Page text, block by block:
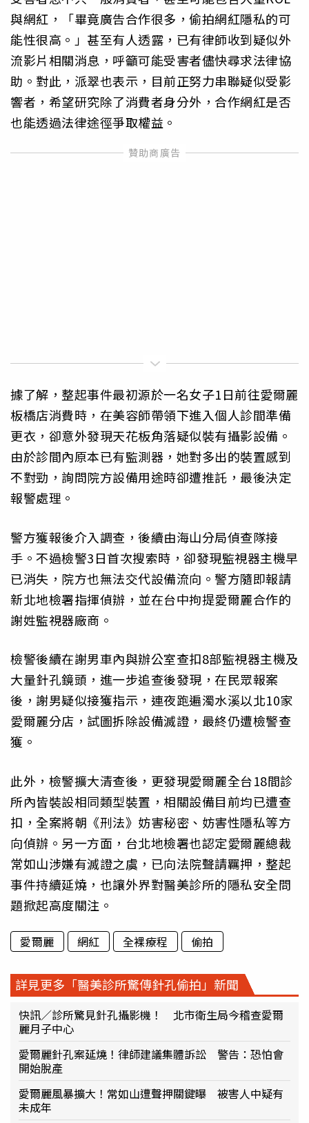
與網紅，「畢竟廣告合作很多，偷拍網紅隱私的可
能性很高。」甚至有人透露，已有律師收到疑似外
流影片相關消息，呼籲可能受害者儘快尋求法律協
助。對此，派翠也表示，目前正努力串聯疑似受影
響者，希望研究除了消費者身分外，合作網紅是否
也能透過法律途徑爭取權益。
據了解，整起事件最初源於一名女子1日前往愛爾麗
板橋店消費時，在美容師帶領下進入個人診間準備
更衣，卻意外發現天花板角落疑似裝有攝影設備。
由於診間內原本已有監測器，她對多出的裝置感到
不對勁，詢問院方設備用途時卻遭推託，最後決定
報警處理。
警方獲報後介入調查，後續由海山分局偵查隊接
手。不過檢警3日首次搜索時，卻發現監視器主機早
已消失，院方也無法交代設備流向。警方隨即報請
新北地檢署指揮偵辦，並在台中拘提愛爾麗合作的
謝姓監視器廠商。
檢警後續在謝男車內與辦公室查扣8部監視器主機及
大量針孔鏡頭，進一步追查後發現，在民眾報案
後，謝男疑似接獲指示，連夜跑遍濁水溪以北10家
愛爾麗分店，試圖拆除設備滅證，最終仍遭檢警查
獲。
此外，檢警擴大清查後，更發現愛爾麗全台18間診
所內皆裝設相同類型裝置，相關設備目前均已遭查
扣，全案將朝《刑法》妨害秘密、妨害性隱私等方
向偵辦。另一方面，台北地檢署也認定愛爾麗總裁
常如山涉嫌有滅證之虞，已向法院聲請羈押，整起
事件持續延燒，也讓外界對醫美診所的隱私安全問
題掀起高度關注。
愛爾麗 網紅 全裸療程 偷拍
詳見更多「醫美診所驚傳針孔偷拍」新聞
快訊／診所驚見針孔攝影機！ 北市衛生局今稽查愛爾
麗月子中心
愛爾麗針孔案延燒！律師建議集體訴訟 警告：恐怕會
開始脫產
愛爾麗風暴擴大！常如山遭聲押關鍵曝 被害人中疑有
未成年